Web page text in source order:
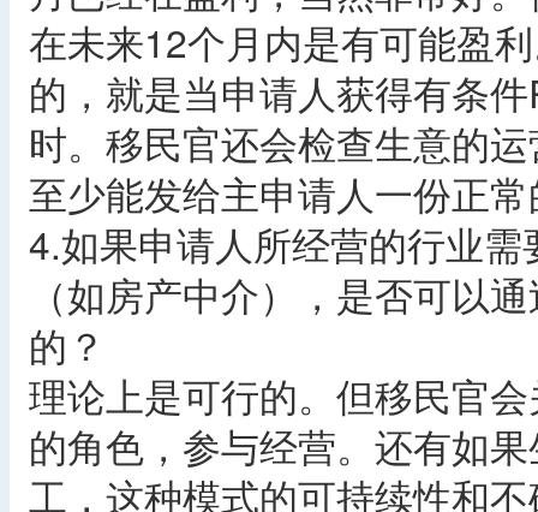
在未来12个月内是有可能盈
的，就是当申请人获得有条
时。移民官还会检查生意的
至少能发给主申请人一份正
4.如果申请人所经营的行业
（如房产中介），是否可以
的？
理论上是可行的。但移民官
的角色，参与经营。还有如
工，这种模式的可持续性和